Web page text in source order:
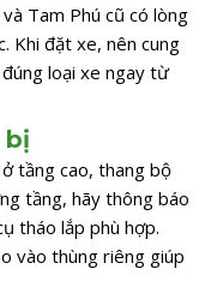
Tam Phú cũ có lòng
Khi đặt xe, nên cung
loại xe ngay từ
bị
tầng cao, thang bộ
tầng, hãy thông báo
tháo lắp phù hợp.
vào thùng riêng giúp